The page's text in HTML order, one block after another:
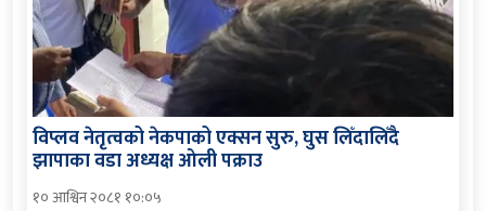
विप्लव नेतृत्वको नेकपाको एक्सन सुरु, घुस लिँदालिँदै
झापाका वडा अध्यक्ष ओली पक्राउ
१० आश्विन २०८१ १०:०५